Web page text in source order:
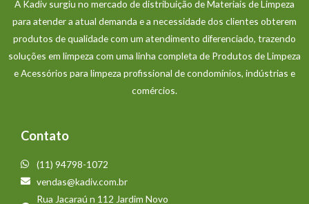
A Kadiv surgiu no mercado de distribuição de Materiais de Limpeza
para atender a atual demanda e a necessidade dos clientes obterem
produtos de qualidade com um atendimento diferenciado, trazendo
soluções em limpeza com uma linha completa de Produtos de Limpeza
e Acessórios para limpeza profissional de condomínios, indústrias e
comércios.
Contato
(11) 94798-1072
vendas@kadiv.com.br
Rua Jacaraú n 112 Jardim Novo